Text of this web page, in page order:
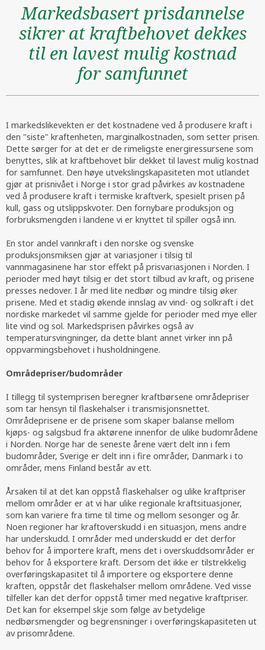
Markedsbasert prisdannelse
sikrer at kraftbehovet dekkes
til en lavest mulig kostnad
for samfunnet
I markedslikevekten er det kostnadene ved å produsere kraft i
den "siste" kraftenheten, marginalkostnaden, som setter prisen.
Dette sørger for at det er de rimeligste energiressursene som
benyttes, slik at kraftbehovet blir dekket til lavest mulig kostnad
for samfunnet. Den høye utvekslingskapasiteten mot utlandet
gjør at prisnivået i Norge i stor grad påvirkes av kostnadene
ved å produsere kraft i termiske kraftverk, spesielt prisen på
kull, gass og utslippskvoter. Den fornybare produksjon og
forbruksmengden i landene vi er knyttet til spiller også inn.
En stor andel vannkraft i den norske og svenske
produksjonsmiksen gjør at variasjoner i tilsig til
vannmagasinene har stor effekt på prisvariasjonen i Norden. I
perioder med høyt tilsig er det stort tilbud av kraft, og prisene
presses nedover. I år med lite nedbør og mindre tilsig øker
prisene. Med et stadig økende innslag av vind- og solkraft i det
nordiske markedet vil samme gjelde for perioder med mye eller
lite vind og sol. Markedsprisen påvirkes også av
temperatursvingninger, da dette blant annet virker inn på
oppvarmingsbehovet i husholdningene.
Områdepriser/budområder
I tillegg til systemprisen beregner kraftbørsene områdepriser
som tar hensyn til flaskehalser i transmisjonsnettet.
Områdeprisene er de prisene som skaper balanse mellom
kjøps- og salgsbud fra aktørene innenfor de ulike budområdene
i Norden. Norge har de seneste årene vært delt inn i fem
budområder, Sverige er delt inn i fire områder, Danmark i to
områder, mens Finland består av ett.
Årsaken til at det kan oppstå flaskehalser og ulike kraftpriser
mellom områder er at vi har ulike regionale kraftsituasjoner,
som kan variere fra time til time og mellom sesonger og år.
Noen regioner har kraftoverskudd i en situasjon, mens andre
har underskudd. I områder med underskudd er det derfor
behov for å importere kraft, mens det i overskuddsområder er
behov for å eksportere kraft. Dersom det ikke er tilstrekkelig
overføringskapasitet til å importere og eksportere denne
kraften, oppstår det flaskehalser mellom områdene. Ved visse
tilfeller kan det derfor oppstå timer med negative kraftpriser.
Det kan for eksempel skje som følge av betydelige
nedbørsmengder og begrensninger i overføringskapasiteten ut
av prisområdene.